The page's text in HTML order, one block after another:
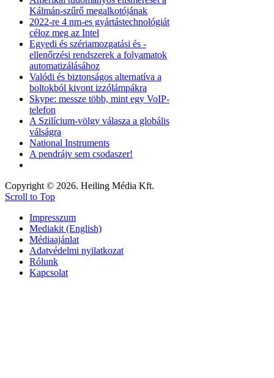
Kálmán-szűrő megalkotójának
2022-re 4 nm-es gyártástechnológiát
céloz meg az Intel
Egyedi és szériamozgatási és -
ellenőrzési rendszerek a folyamatok
automatizálásához
Valódi és biztonságos alternatíva a
boltokból kivont izzólámpákra
Skype: messze több, mint egy VoIP-
telefon
A Szilícium-völgy válasza a globális
válságra
National Instruments
A pendrájv sem csodaszer!
Copyright © 2026. Heiling Média Kft.
Scroll to Top
Impresszum
Mediakit (English)
Médiaajánlat
Adatvédelmi nyilatkozat
Rólunk
Kapcsolat